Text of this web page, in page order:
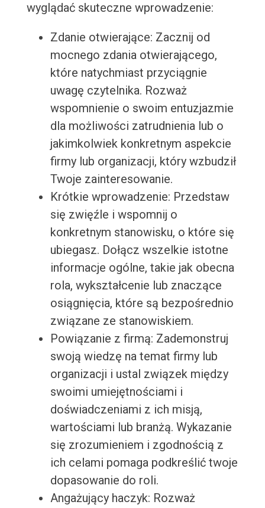
wyglądać skuteczne wprowadzenie:
Zdanie otwierające: Zacznij od
mocnego zdania otwierającego,
które natychmiast przyciągnie
uwagę czytelnika. Rozważ
wspomnienie o swoim entuzjazmie
dla możliwości zatrudnienia lub o
jakimkolwiek konkretnym aspekcie
firmy lub organizacji, który wzbudził
Twoje zainteresowanie.
Krótkie wprowadzenie: Przedstaw
się zwięźle i wspomnij o
konkretnym stanowisku, o które się
ubiegasz. Dołącz wszelkie istotne
informacje ogólne, takie jak obecna
rola, wykształcenie lub znaczące
osiągnięcia, które są bezpośrednio
związane ze stanowiskiem.
Powiązanie z firmą: Zademonstruj
swoją wiedzę na temat firmy lub
organizacji i ustal związek między
swoimi umiejętnościami i
doświadczeniami z ich misją,
wartościami lub branżą. Wykazanie
się zrozumieniem i zgodnością z
ich celami pomaga podkreślić twoje
dopasowanie do roli.
Angażujący haczyk: Rozważ